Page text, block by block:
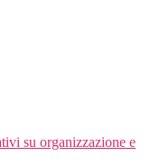
su organizzazione e